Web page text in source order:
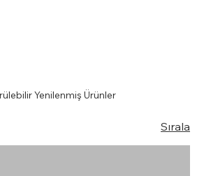
Yenilenmiş Ürünler
Sırala